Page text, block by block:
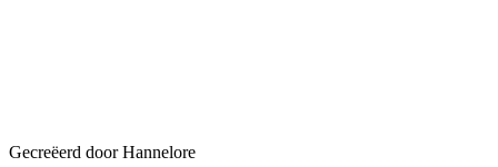
Gecreëerd door Hannelore